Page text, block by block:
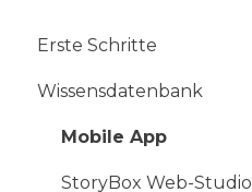
Erste Schritte
Wissensdatenbank
Mobile App
StoryBox Web-Studio